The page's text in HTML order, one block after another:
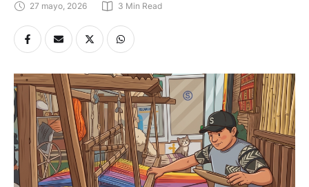
27 mayo, 2026 3 Min Read